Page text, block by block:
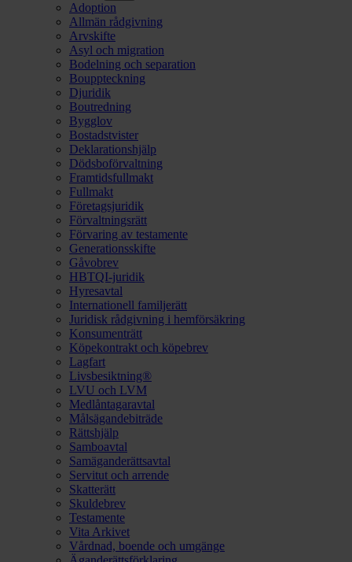
Adoption
Allmän rådgivning
Arvskifte
Asyl och migration
Bodelning och separation
Bouppteckning
Djuridik
Boutredning
Bygglov
Bostadstvister
Deklarationshjälp
Dödsboförvaltning
Framtidsfullmakt
Fullmakt
Företagsjuridik
Förvaltningsrätt
Förvaring av testamente
Generationsskifte
Gåvobrev
HBTQI-juridik
Hyresavtal
Internationell familjerätt
Juridisk rådgivning i hemförsäkring
Konsumenträtt
Köpekontrakt och köpebrev
Lagfart
Livsbesiktning®
LVU och LVM
Medlåntagaravtal
Målsägandebiträde
Rättshjälp
Samboavtal
Samäganderättsavtal
Servitut och arrende
Skatterätt
Skuldebrev
Testamente
Vita Arkivet
Vårdnad, boende och umgänge